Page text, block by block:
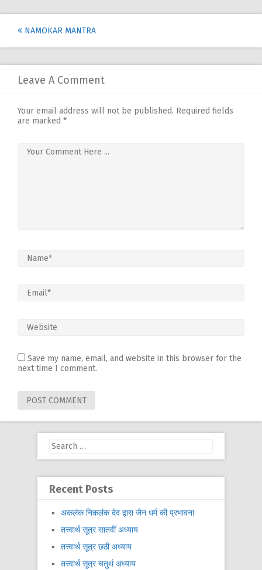
Post
navigation
NAMOKAR MANTRA
Leave A Comment
Your email address will not be published. Required fields
are marked *
Save my name, email, and website in this browser for the
next time I comment.
Search
Recent Posts
अकलंक निकलंक देव द्वारा जैन धर्म की प्रभावना
तत्त्वार्थ सूत्र सातवीं अध्याय
तत्त्वार्थ सूत्र छठी अध्याय
तत्त्वार्थ सूत्र चतुर्थ अध्याय